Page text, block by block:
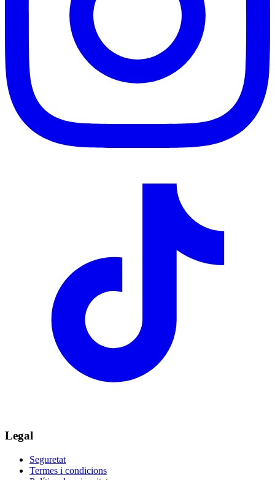
Legal
Seguretat
Termes i condicions